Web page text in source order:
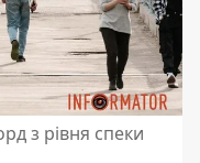
з рівня спеки